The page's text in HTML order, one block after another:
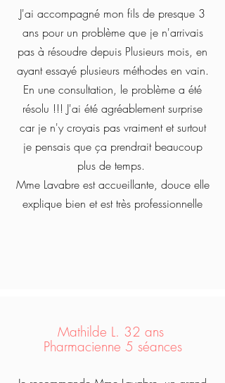
J'ai accompagné mon fils de presque 3
ans pour un problème que je n'arrivais
pas à résoudre depuis Plusieurs mois, en
ayant essayé plusieurs méthodes en vain.
En une consultation, le problème a été
résolu !!! J'ai été agréablement surprise
car je n'y croyais pas vraiment et surtout
je pensais que ça prendrait beaucoup
plus de temps.
Mme Lavabre est accueillante, douce elle
explique bien et est très professionnelle
Mathilde L. 32 ans
Pharmacienne 5 séances